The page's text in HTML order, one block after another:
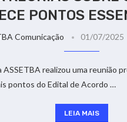
PONTOS
Comunicação 01/07/2025
realizou uma reunião
pontos do Edital de Acordo …
LEIA MAIS